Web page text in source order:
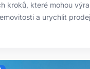
kroků, které mohou
a urychlit